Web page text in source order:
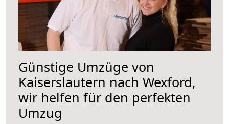
Günstige Umzüge von
Kaiserslautern nach Wexford,
wir helfen für den perfekten
Umzug